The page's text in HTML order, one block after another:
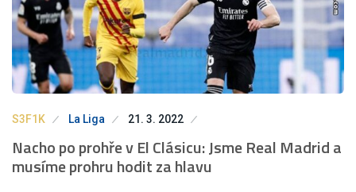
S3F1K La Liga 21. 3. 2022
Nacho po prohře v El Clásicu: Jsme Real Madrid a
musíme prohru hodit za hlavu